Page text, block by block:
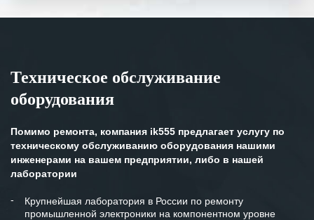
Особенно хочется отметить высокую
клиентоориентированность
готовность помочь в самых сложных
Мы высоко ценим сложившиеся
и доверительные партнерские
отношения и искренне желаем
Техническое обслуживание
оборудования
Помимо ремонта, компания ik555 предлагает услугу по
техническому обслуживанию оборудования нашими
инженерами на вашем предприятии, либо в нашей
лаборатории
Крупнейшая лаборатория в России по ремонту
промышленной электроники на компонентном уровне